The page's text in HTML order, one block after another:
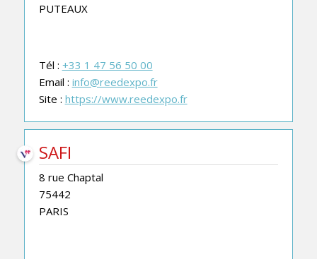
PUTEAUX
Tél : +33 1 47 56 50 00
Email : info@reedexpo.fr
Site : https://www.reedexpo.fr
SAFI
8 rue Chaptal
75442
PARIS